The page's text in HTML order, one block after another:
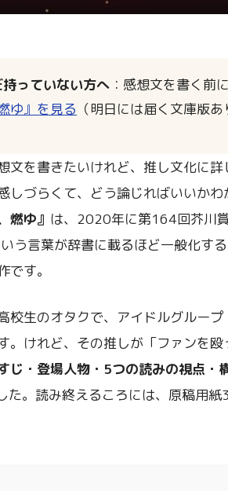
持っていない方へ：感想文を書く前
ゆ』を見る （明日には届く文庫版あ
文を書きたいけれど、推し文化に
しづらくて、どう論じればいいか
燃ゆ』 は、2020年に第164回芥川
う言葉が辞書に載るほど一般化す
す。
校生のオタクで、アイドルグループ
。けれど、その推しが「ファンを
じ・登場人物・5つの読みの視点・
た。読み終えるころには、原稿用